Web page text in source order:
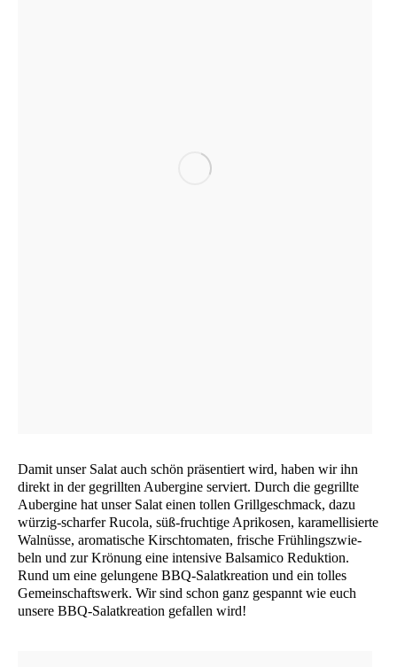
Damit unser Salat auch schön prä­sen­tiert wird, haben wir ihn
direkt in der gegrill­ten Auber­gi­ne ser­viert. Durch die gegrill­te
Auber­gi­ne hat unser Salat einen tol­len Grill­ge­schmack, dazu
wür­zig-schar­fer Ruco­la, süß-fruch­ti­ge Apri­ko­sen, kara­mel­li­sier­te
Wal­nüs­se, aro­ma­ti­sche Kirsch­to­ma­ten, fri­sche Früh­lings­zwie­
beln und zur Krö­nung eine inten­si­ve Bal­sa­mi­co Reduk­ti­on.
Rund um eine gelun­ge­ne BBQ-Salat­krea­ti­on und ein tol­les
Gemein­schafts­werk. Wir sind schon ganz gespannt wie euch
unse­re BBQ-Salat­krea­ti­on gefal­len wird!